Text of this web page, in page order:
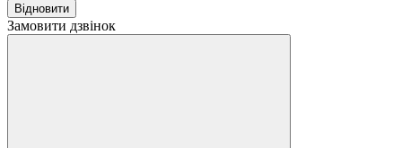
Відновити
Замовити дзвінок